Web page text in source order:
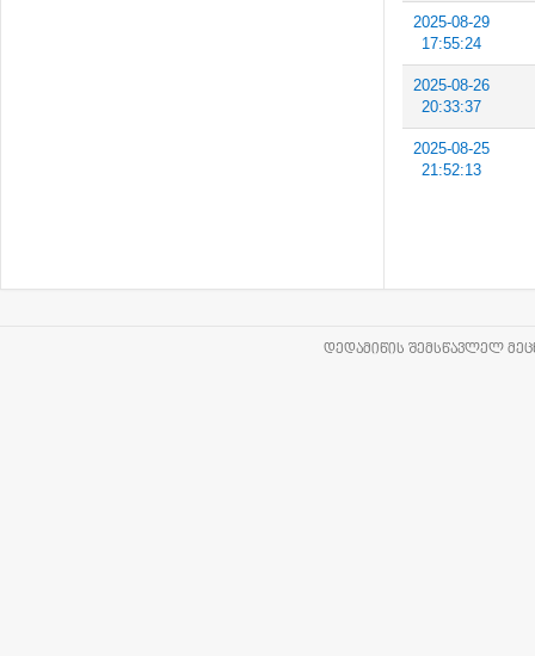
2025-08-29
17:55:24
2025-08-26
20:33:37
2025-08-25
21:52:13
ᲓᲔᲓᲐᲛᲘᲬᲘᲡ ᲨᲔᲛᲡᲬᲐᲕᲚᲔᲚ